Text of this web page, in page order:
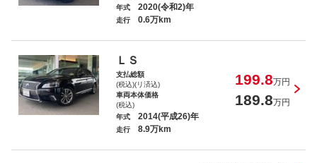
カローラスポーツ ハイブリッドＧ Ｚ
年式 2020(令和2)年
走行 0.6万km
ＬＳ
支払総額
(税込)(リ済込)
199.8万円
車両本体価格
(税込)
189.8万円
年式 2014(平成26)年
走行 8.9万km